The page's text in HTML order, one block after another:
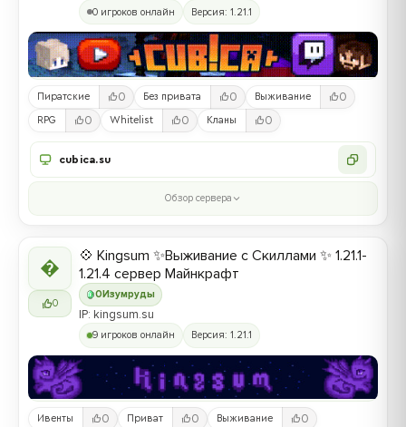
0 игроков онлайн Версия: 1.21.1
Пиратские 0 Без привата 0 Выживание 0
RPG 0 Whitelist 0 Кланы 0
cubica.su
Обзор сервера

0
0 Изумруды
💠 Kingsum ✨Выживание с Скиллами ✨ 1.21.1-
1.21.4 сервер Майнкрафт
IP: kingsum.su
9 игроков онлайн Версия: 1.21.1
Ивенты 0 Приват 0 Выживание 0